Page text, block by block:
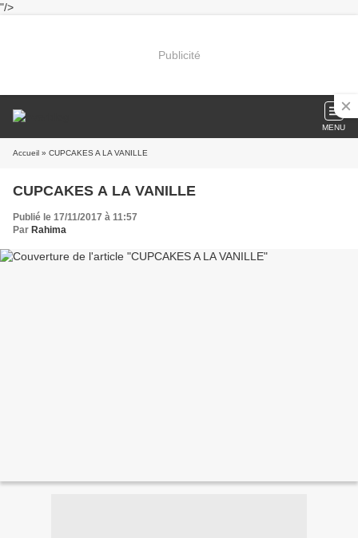
"/>
Publicité
MENU
Accueil » CUPCAKES A LA VANILLE
CUPCAKES A LA VANILLE
Publié le 17/11/2017 à 11:57
Par Rahima